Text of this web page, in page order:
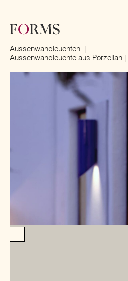
Aussenwandleuchten
Aussenwandleuchte aus Porzellan |